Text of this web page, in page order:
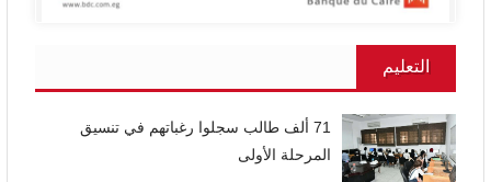
التعليم
71 ألف طالب سجلوا رغباتهم في تنسيق
المرحلة الأولى